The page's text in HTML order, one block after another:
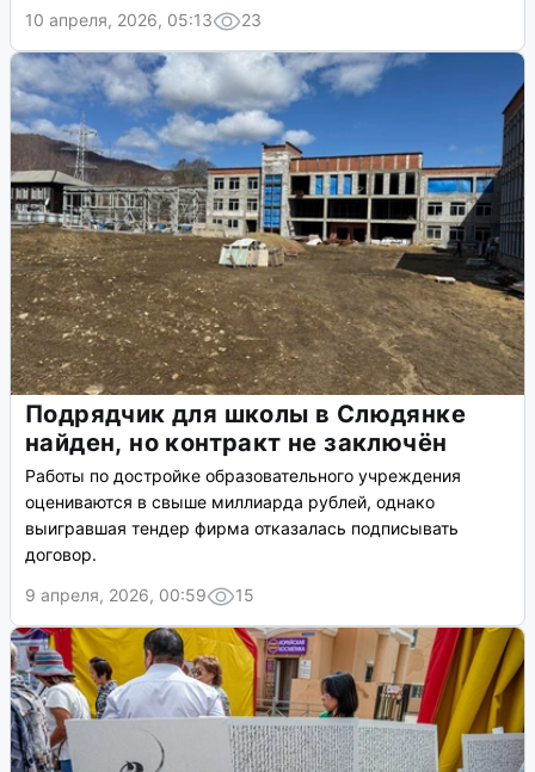
10 апреля, 2026, 05:13
23
Подрядчик для школы в Слюдянке
найден, но контракт не заключён
Работы по достройке образовательного учреждения
оцениваются в свыше миллиарда рублей, однако
выигравшая тендер фирма отказалась подписывать
договор.
9 апреля, 2026, 00:59
15